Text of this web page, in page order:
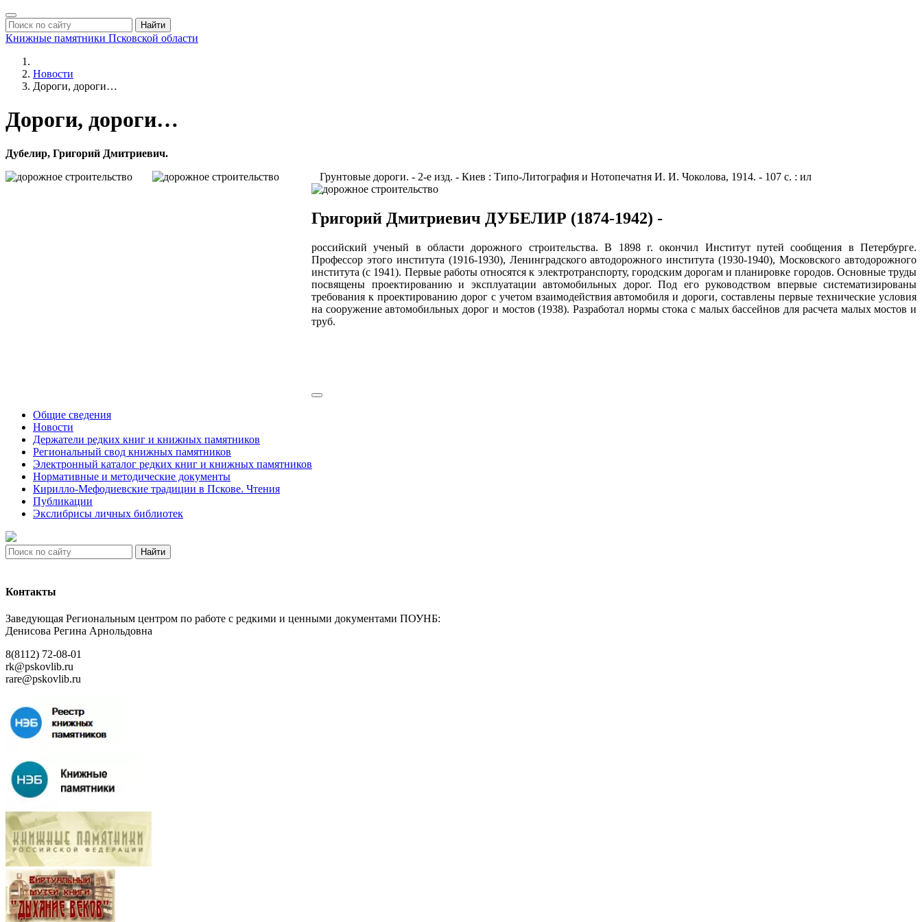
Найти
Книжные памятники Псковской области
Новости
Дороги, дороги…
Дороги, дороги…
Дубелир, Григорий Дмитриевич.
Грунтовые дороги. - 2-е изд. - Киев : Типо-Литография и Нотопечатня И. И. Чоколова, 1914. - 107 с. : ил
Григорий Дмитриевич ДУБЕЛИР (1874-1942) -
российский ученый в области дорожного строительства. В 1898 г. окончил Институт путей сообщения в Петербурге.
Профессор этого института (1916-1930), Ленинградского автодорожного института (1930-1940), Московского автодорожного
института (с 1941). Первые работы относятся к электротранспорту, городским дорогам и планировке городов. Основные труды
посвящены проектированию и эксплуатации автомобильных дорог. Под его руководством впервые систематизированы
требования к проектированию дорог с учетом взаимодействия автомобиля и дороги, составлены первые технические условия
на сооружение автомобильных дорог и мостов (1938). Разработал нормы стока с малых бассейнов для расчета малых мостов и
труб.
Общие сведения
Новости
Держатели редких книг и книжных памятников
Региональный свод книжных памятников
Электронный каталог редких книг и книжных памятников
Нормативные и методические документы
Кирилло-Мефодиевские традиции в Пскове. Чтения
Публикации
Экслибрисы личных библиотек
Найти
Контакты
Заведующая Региональным центром по работе с редкими и ценными документами ПОУНБ:
Денисова Регина Арнольдовна
8(8112) 72-08-01
rk@pskovlib.ru
rare@pskovlib.ru